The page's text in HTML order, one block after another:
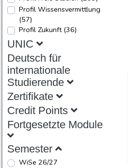
Profil Wissensvermittlung
(57)
Profil Zukunft (36)
UNIC
Deutsch für
internationale
Studierende
Zertifikate
Credit Points
Fortgesetzte Module
Semester
WiSe 26/27